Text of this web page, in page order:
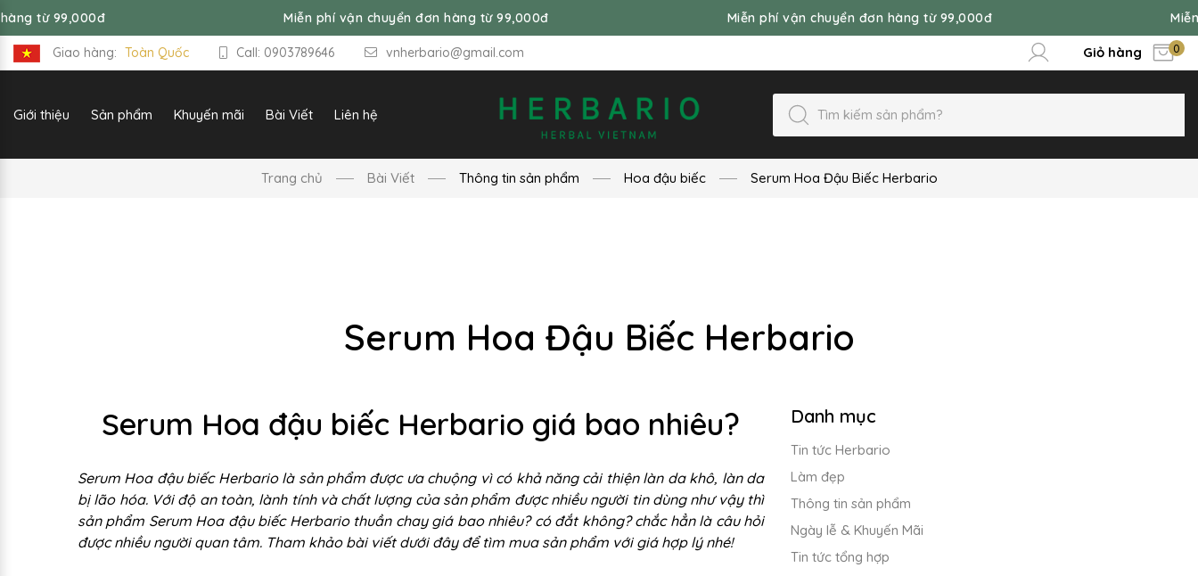
Miễn phí vận chuyển đơn hàng từ 99,000đ Miễn phí vận chuyển đơn hàng từ 99,000đ Miễn phí vận
Giao hàng: Toàn Quốc Call: 0903789646 vnherbario@gmail.com Giỏ hàng 0
Giới thiệu Sản phẩm Khuyến mãi Bài Viết Liên hệ
Trang chủ Bài Viết Thông tin sản phẩm Hoa đậu biếc Serum Hoa Đậu Biếc Herbario
Serum Hoa Đậu Biếc Herbario
Serum Hoa đậu biếc Herbario giá bao nhiêu?
Serum Hoa đậu biếc Herbario là sản phẩm được ưa chuộng vì có khả năng cải thiện làn da khô, làn da
bị lão hóa. Với độ an toàn, lành tính và chất lượng của sản phẩm được nhiều người tin dùng như vậy thì
sản phẩm Serum Hoa đậu biếc Herbario thuần chay giá bao nhiêu? có đắt không? chắc hẳn là câu hỏi
được nhiều người quan tâm. Tham khảo bài viết dưới đây để tìm mua sản phẩm với giá hợp lý nhé!
Danh mục
Tin tức Herbario
Làm đẹp
Thông tin sản phẩm
Ngày lễ & Khuyến Mãi
Tin tức tổng hợp